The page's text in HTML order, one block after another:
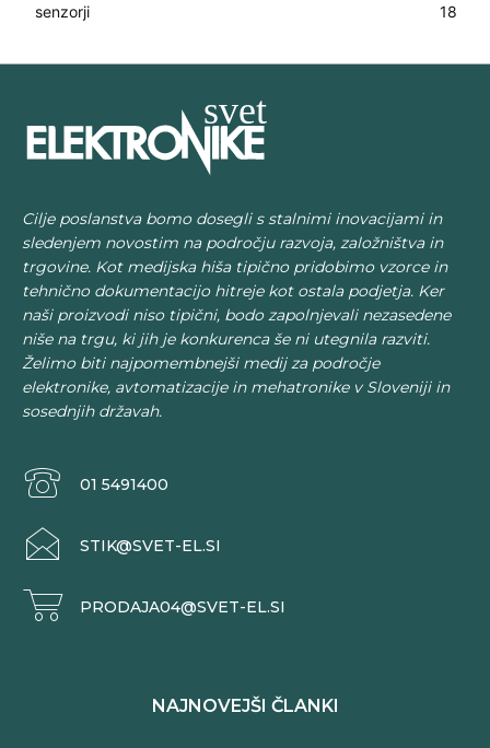
senzorji
18
Cilje poslanstva bomo dosegli s stalnimi inovacijami in
sledenjem novostim na področju razvoja, založništva in
trgovine. Kot medijska hiša tipično pridobimo vzorce in
tehnično dokumentacijo hitreje kot ostala podjetja. Ker
naši proizvodi niso tipični, bodo zapolnjevali nezasedene
niše na trgu, ki jih je konkurenca še ni utegnila razviti.
Želimo biti najpomembnejši medij za področje
elektronike, avtomatizacije in mehatronike v Sloveniji in
sosednjih državah.
01 5491400
STIK@SVET-EL.SI
PRODAJA04@SVET-EL.SI
NAJNOVEJŠI ČLANKI